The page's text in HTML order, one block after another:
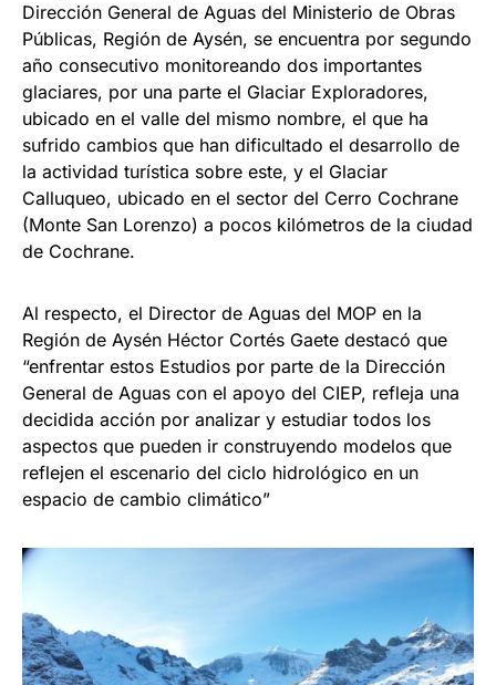
Dirección General de Aguas del Ministerio de Obras
Públicas, Región de Aysén, se encuentra por segundo
año consecutivo monitoreando dos importantes
glaciares, por una parte el Glaciar Exploradores,
ubicado en el valle del mismo nombre, el que ha
sufrido cambios que han dificultado el desarrollo de
la actividad turística sobre este, y el Glaciar
Calluqueo, ubicado en el sector del Cerro Cochrane
(Monte San Lorenzo) a pocos kilómetros de la ciudad
de Cochrane.
Al respecto, el Director de Aguas del MOP en la
Región de Aysén Héctor Cortés Gaete destacó que
“enfrentar estos Estudios por parte de la Dirección
General de Aguas con el apoyo del CIEP, refleja una
decidida acción por analizar y estudiar todos los
aspectos que pueden ir construyendo modelos que
reflejen el escenario del ciclo hidrológico en un
espacio de cambio climático”